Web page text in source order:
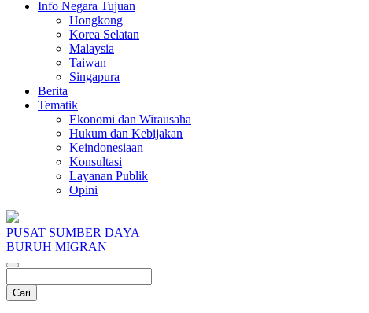
Info Negara Tujuan
Hongkong
Korea Selatan
Malaysia
Taiwan
Singapura
Berita
Tematik
Ekonomi dan Wirausaha
Hukum dan Kebijakan
Keindonesiaan
Konsultasi
Layanan Publik
Opini
PUSAT SUMBER DAYA
BURUH MIGRAN